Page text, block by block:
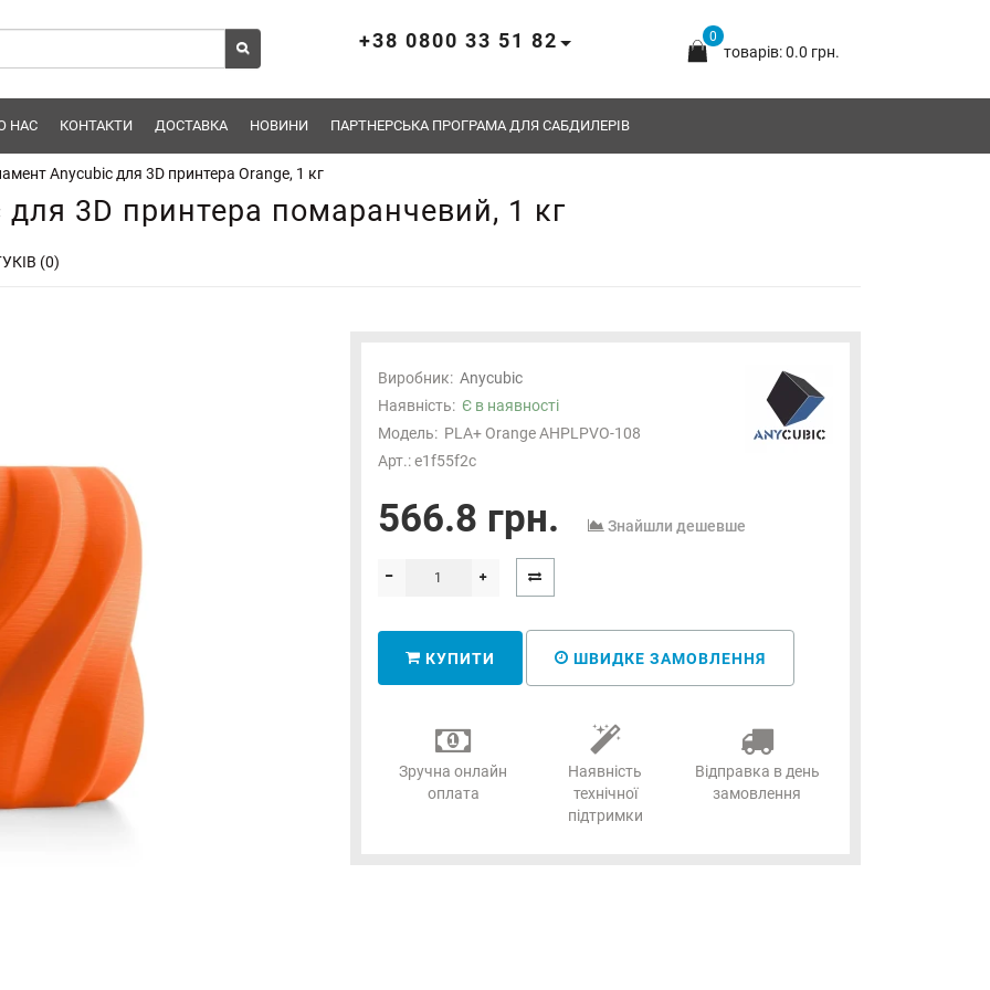
0
товарів: 0.0 грн.
+38 0800 33 51 82
НАС КОНТАКТИ ДОСТАВКА НОВИНИ ПАРТНЕРСЬКА ПРОГРАМА ДЛЯ САБДИЛЕРІВ
Anycubic для 3D принтера Orange, 1 кг
3D принтера помаранчевий, 1 кг
(0)
Виробник: Anycubic
Наявність: Є в наявності
Модель: PLA+ Orange AHPLPVO-108
Арт.: e1f55f2c
566.8 грн. Знайшли дешевше
КУПИТИ ШВИДКЕ ЗАМОВЛЕННЯ
Зручна онлайн
оплата
Наявність
технічної
підтримки
Відправка в день
замовлення